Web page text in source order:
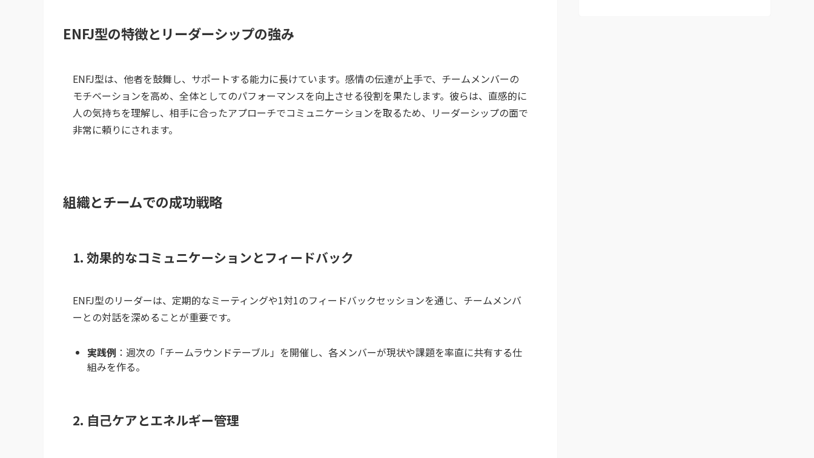
ENFJ型の特徴とリーダーシップの強み
ENFJ型は、他者を鼓舞し、サポートする能力に長けています。感情の伝達が上手で、チームメンバーの
モチベーションを高め、全体としてのパフォーマンスを向上させる役割を果たします。彼らは、直感的に
人の気持ちを理解し、相手に合ったアプローチでコミュニケーションを取るため、リーダーシップの面で
非常に頼りにされます。
組織とチームでの成功戦略
1. 効果的なコミュニケーションとフィードバック
ENFJ型のリーダーは、定期的なミーティングや1対1のフィードバックセッションを通じ、チームメンバ
ーとの対話を深めることが重要です。
実践例 ：週次の「チームラウンドテーブル」を開催し、各メンバーが現状や課題を率直に共有する仕
組みを作る。
2. 自己ケアとエネルギー管理